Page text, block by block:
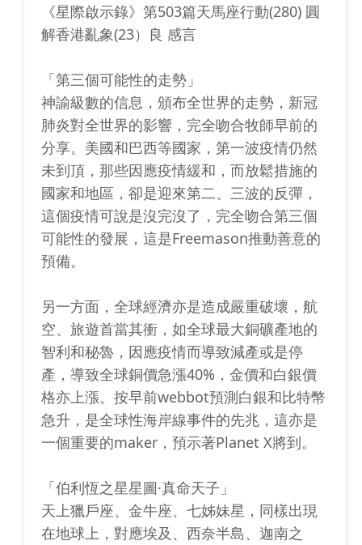
《星際啟示錄》第503篇天馬座行動(280) 圓
解香港亂象(23）良 感言
「第三個可能性的走勢」
神諭級數的信息，頒布全世界的走勢，新冠
肺炎對全世界的影響，完全吻合牧師早前的
分享。美國和巴西等國家，第一波疫情仍然
未到頂，那些因應疫情緩和，而放鬆措施的
國家和地區，卻是迎來第二、三波的反彈，
這個疫情可說是沒完沒了，完全吻合第三個
可能性的發展，這是Freemason推動善意的
預備。
另一方面，全球經濟亦是造成嚴重破壞，航
空、旅遊首當其衝，如全球最大銅礦產地的
智利和秘魯，因應疫情而導致減產或是停
產，導致全球銅價急漲40%，金價和白銀價
格亦上漲。按早前webbot預測白銀和比特幣
急升，是全球性海岸線事件的先兆，這亦是
一個重要的maker，預示著Planet X將到。
「伯利恆之星星圖·真命天子」
天上獵戶座、金牛座、七姊妹星，同樣出現
在地球上，對應埃及、西奈半島、迦南之